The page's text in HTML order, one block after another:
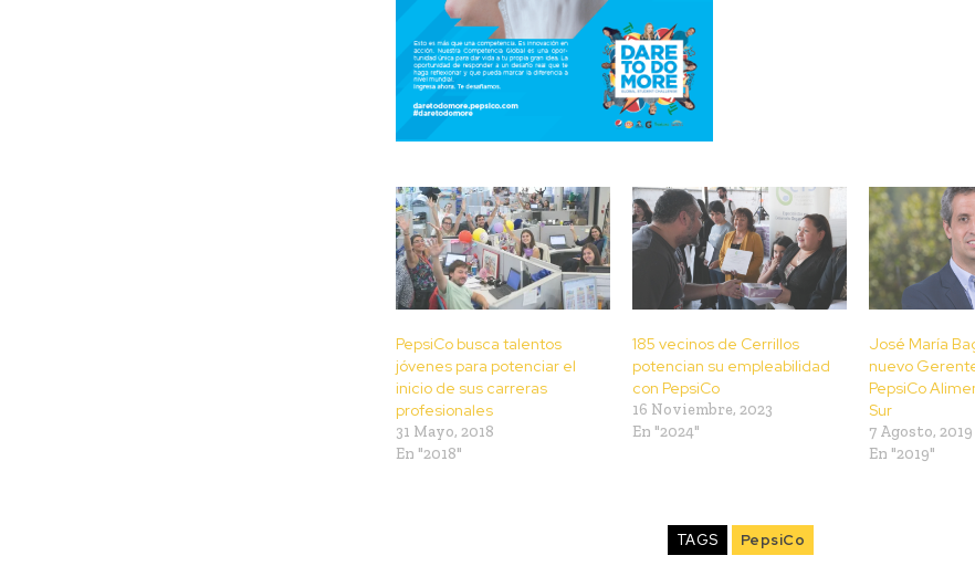
PepsiCo busca talentos
jóvenes para potenciar el
inicio de sus carreras
profesionales
31 Mayo, 2018
En "2018"
185 vecinos de Cerrillos
potencian su empleabilidad
con PepsiCo
16 Noviembre, 2023
En "2024"
José María
nuevo
PepsiCo
Sur
7 Agosto, 2019
En "2019"
TAGS PepsiCo